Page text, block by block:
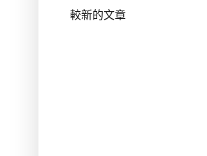
較新的文章